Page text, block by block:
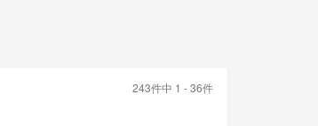
243件中 1 - 36件